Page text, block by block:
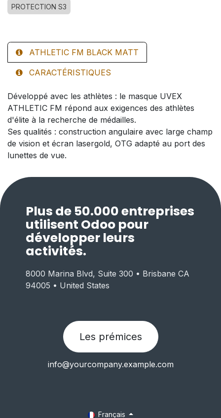
PROTECTION S3
ATHLETIC FM BLACK MATT
CARACTÉRISTIQUES
Développé avec les athlètes : le masque UVEX
ATHLETIC FM répond aux exigences des athlètes
d'élite à la recherche de médailles.
Ses qualités : construction angulaire avec large champ
de vision et écran lasergold, OTG adapté au port des
lunettes de vue.
Plus de 50.000 entreprises
utilisent Odoo pour
développer leurs
activités.
Les prémices
8000 Marina Blvd, Suite 300 • Brisbane CA
94005 • United States
info@yourcompany.example.com
Français